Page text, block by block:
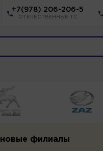
+7(978) 206-206-5
ОТЕЧЕСТВЕННЫЕ ТС
новые филиалы